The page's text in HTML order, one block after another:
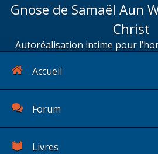
Gnose de Samaël Aun
Christ
Autoréalisation intime pour
Accueil
Forum
Livres